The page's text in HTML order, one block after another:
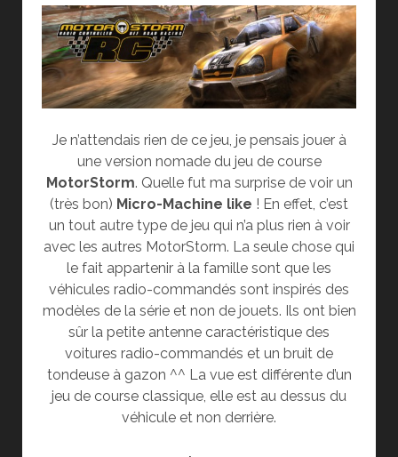
Je n’attendais rien de ce jeu, je pensais jouer à
une version nomade du jeu de course
MotorStorm. Quelle fut ma surprise de voir un
(très bon) Micro-Machine like ! En effet, c’est
un tout autre type de jeu qui n’a plus rien à voir
avec les autres MotorStorm. La seule chose qui
le fait appartenir à la famille sont que les
véhicules radio-commandés sont inspirés des
modèles de la série et non de jouets. Ils ont bien
sûr la petite antenne caractéristique des
voitures radio-commandés et un bruit de
tondeuse à gazon ^^ La vue est différente d’un
jeu de course classique, elle est au dessus du
véhicule et non derrière.